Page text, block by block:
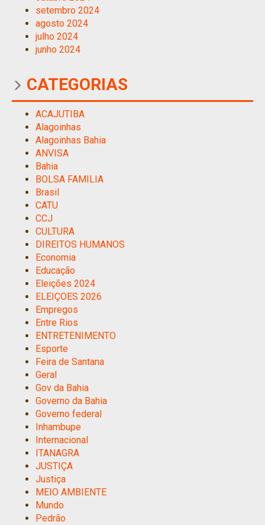
setembro 2024
agosto 2024
julho 2024
junho 2024
CATEGORIAS
ACAJUTIBA
Alagoinhas
Alagoinhas Bahia
ANVISA
Bahia
BOLSA FAMILIA
Brasil
CATU
CCJ
CULTURA
DIREITOS HUMANOS
Economia
Educação
Eleições 2024
ELEIÇOES 2026
Empregos
Entre Rios
ENTRETENIMENTO
Esporte
Feira de Santana
Geral
Gov da Bahia
Governo da Bahia
Governo federal
Inhambupe
Internacional
ITANAGRA
JUSTIÇA
Justiça
MEIO AMBIENTE
Mundo
Pedrão